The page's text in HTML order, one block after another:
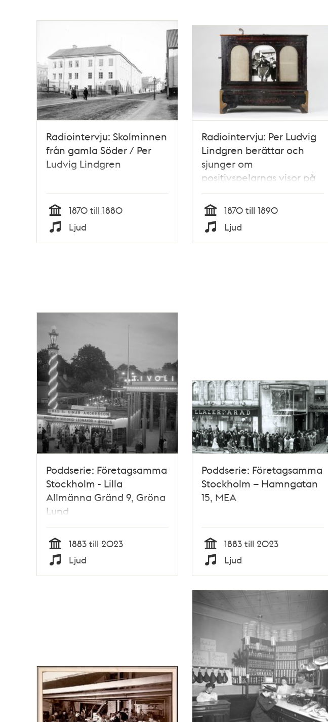
Radiointervju: Skolminnen
från gamla Söder / Per
Ludvig Lindgren
Tid
1870 till 1880
Typ
Ljud
Radiointervju: Per Ludvig
Lindgren berättar och
sjunger om
positivspelarnas visor på
1870- och 80-talet.
Tid
1870 till 1890
Typ
Ljud
Poddserie: Företagsamma
Stockholm - Lilla
Allmänna Gränd 9, Gröna
Lund
Tid
1883 till 2023
Typ
Ljud
Poddserie: Företagsamma
Stockholm – Hamngatan
15, MEA
Tid
1883 till 2023
Typ
Ljud